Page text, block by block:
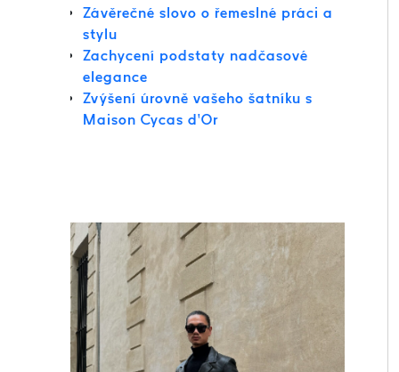
Závěrečné slovo o řemeslné práci a
stylu
Zachycení podstaty nadčasové
elegance
Zvýšení úrovně vašeho šatníku s
Maison Cycas d’Or